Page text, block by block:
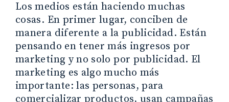
Los medios están haciendo muchas
cosas. En primer lugar, conciben de
manera diferente a la publicidad. Están
pensando en tener más ingresos por
marketing y no solo por publicidad. El
marketing es algo mucho más
importante: las personas, para
comercializar productos, usan campañas